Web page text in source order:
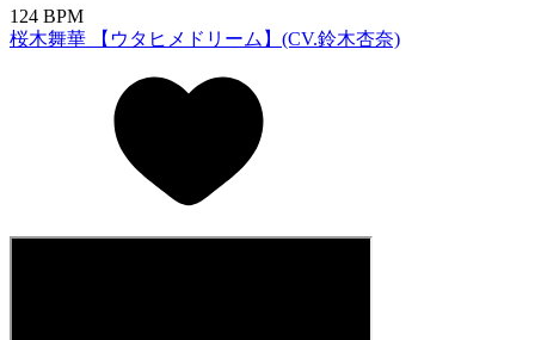
124 BPM
桜木舞華 【ウタヒメドリーム】(CV.鈴木杏奈)